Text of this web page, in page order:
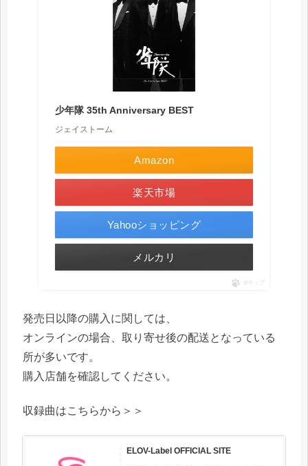
少年隊 35th Anniversary BEST
ジェイストーム
Amazon
楽天市場
Yahooショッピング
メルカリ
ポチップ
発売日以降の購入に関しては、
オンラインの場合、取り寄せ後の配送となっている
所が多いです。
購入店舗を確認してください。
収録曲はこちらから＞＞
ELOV-Label OFFICIAL SITE